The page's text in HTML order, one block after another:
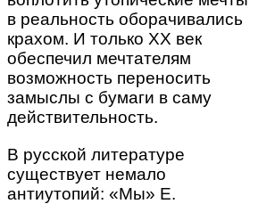
в реальность оборачивались
крахом. И только XX век
обеспечил мечтателям
возможность переносить
замыслы с бумаги в саму
действительность.
В русской литературе
существует немало
антиутопий: «Мы» Е.